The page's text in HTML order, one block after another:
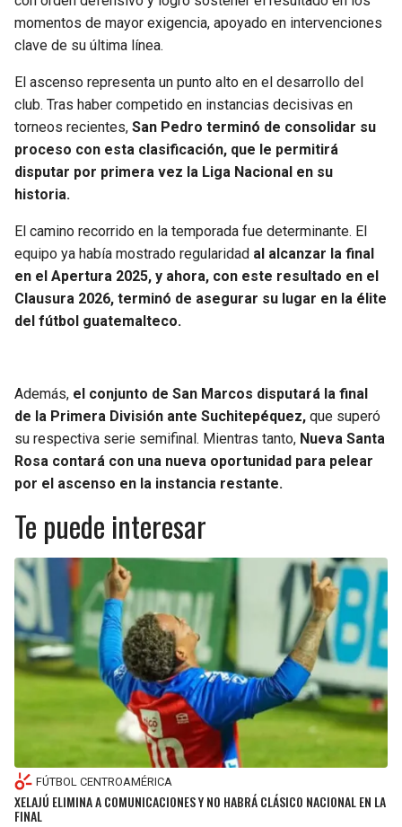
momentos de mayor exigencia, apoyado en intervenciones
clave de su última línea.
El ascenso representa un punto alto en el desarrollo del
club. Tras haber competido en instancias decisivas en
torneos recientes, San Pedro terminó de consolidar su
proceso con esta clasificación, que le permitirá
disputar por primera vez la Liga Nacional en su
historia.
El camino recorrido en la temporada fue determinante. El
equipo ya había mostrado regularidad al alcanzar la final
en el Apertura 2025, y ahora, con este resultado en el
Clausura 2026, terminó de asegurar su lugar en la élite
del fútbol guatemalteco.
Además, el conjunto de San Marcos disputará la final
de la Primera División ante Suchitepéquez, que superó
su respectiva serie semifinal. Mientras tanto, Nueva Santa
Rosa contará con una nueva oportunidad para pelear
por el ascenso en la instancia restante.
Te puede interesar
FÚTBOL CENTROAMÉRICA
XELAJÚ ELIMINA A COMUNICACIONES Y NO HABRÁ CLÁSICO NACIONAL EN LA
FINAL